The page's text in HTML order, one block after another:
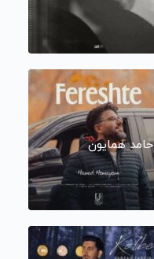
حامد همایون